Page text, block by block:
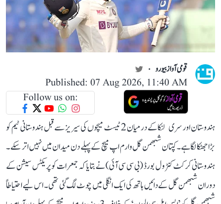
قومی آواز بیورو
Published: 07 Aug 2026, 11:40 AM
Follow us on:
ہندوستان اور سری لنکا کے درمیان 2 ٹیسٹ میچوں کی سیریز سے قبل ہندوستانی ٹیم کو
بڑا جھٹکا لگا ہے۔ کپتان شبھمن گل وارم اپ میچ کے پہلے دن میدان میں نہیں اتر سکے۔
ہندوستانی کرکٹ کنٹرول بورڈ (بی سی سی آئی) نے بتایا کہ جمعرات کو پریکٹس سیشن کے
دوران شبھمن گل کے دائیں ہاتھ کی ایک انگلی میں چوٹ لگ گئی تھی۔ اس لیے احتیاطاً